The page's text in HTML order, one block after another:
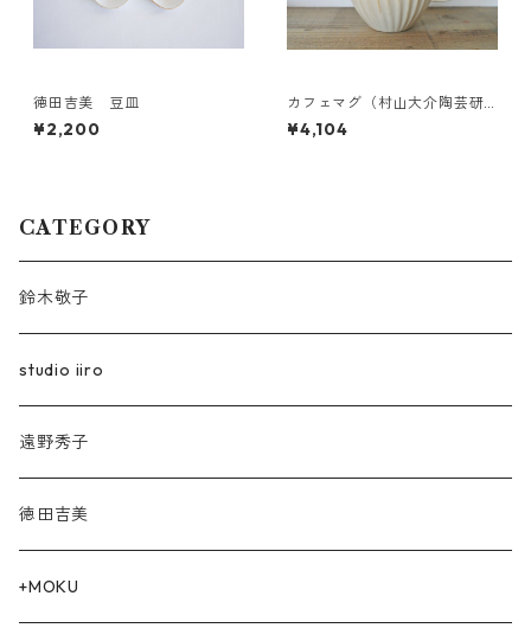
徳田吉美 豆皿
¥2,200
カフェマグ（村山大介陶芸研
究所さんのうつわ）
¥4,104
CATEGORY
鈴木敬子
studio iiro
遠野秀子
徳田吉美
+MOKU